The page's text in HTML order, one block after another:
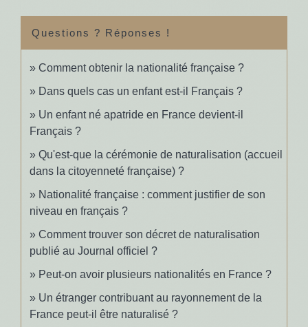
Questions ? Réponses !
Comment obtenir la nationalité française ?
Dans quels cas un enfant est-il Français ?
Un enfant né apatride en France devient-il
Français ?
Qu'est-que la cérémonie de naturalisation (accueil
dans la citoyenneté française) ?
Nationalité française : comment justifier de son
niveau en français ?
Comment trouver son décret de naturalisation
publié au Journal officiel ?
Peut-on avoir plusieurs nationalités en France ?
Un étranger contribuant au rayonnement de la
France peut-il être naturalisé ?